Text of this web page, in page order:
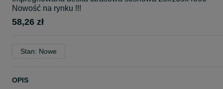
Nowość na rynku !!!
58,26 zł
Stan: Nowe
OPIS